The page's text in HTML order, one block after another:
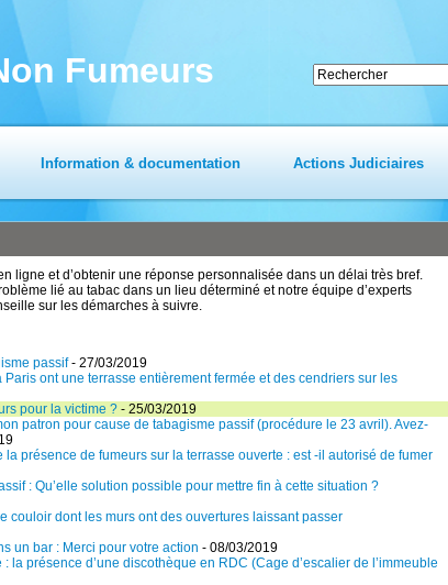
Fumeurs
Information & documentation Actions Judiciaires
ligne et d’obtenir une réponse personnalisée dans un délai très bref.
lié au tabac dans un lieu déterminé et notre équipe d’experts
sur les démarches à suivre.
passif- 27/03/2019
ont une terrasse entièrement fermée et des cendriers sur les
pour la victime ? - 25/03/2019
patron pour cause de tabagisme passif (procédure le 23 avril). Avez-
présence de fumeurs sur la terrasse ouverte : est -il autorisé de fumer
: Qu’elle solution possible pour mettre fin à cette situation ?
couloir dont les murs ont des ouvertures laissant passer
un bar : Merci pour votre action - 08/03/2019
la présence d’une discothèque en RDC (Cage d’escalier de l’immeuble